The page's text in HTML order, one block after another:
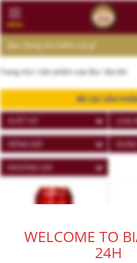
WELCOME TO
24H
MENU
Trang chủ / Sản phẩm Loại Bia / Bia Đỏ
BỘ LỌC SẢN
XUẤT XỨ LOẠI
NỒNG ĐỘ
KHOẢNG GIÁ